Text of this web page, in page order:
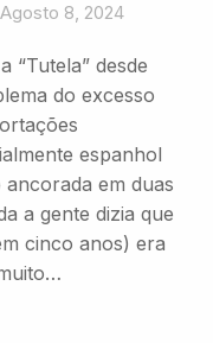
Agosto 8, 2024
“Tutela” desde
do excesso
espanhol
em duas
a gente dizia que
cinco anos) era